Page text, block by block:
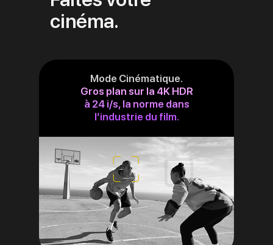
cinéma.
Mode Cinématique.
Gros plan sur la 4K HDR
à 24 i/s, la norme dans
l’industrie du film.